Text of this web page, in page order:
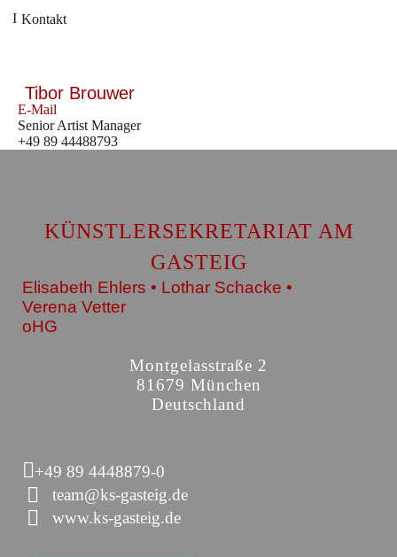
Kontakt
Tibor Brouwer
E-Mail
Senior Artist Manager
+49 89 44488793
KÜNSTLERSEKRETARIAT AM
GASTEIG
Elisabeth Ehlers • Lothar Schacke •
Verena Vetter
oHG
Montgelasstraße 2
81679 München
Deutschland
+49 89 4448879-0
team@ks-gasteig.de
www.ks-gasteig.de